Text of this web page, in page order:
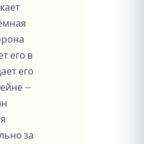
его в
его
—
за